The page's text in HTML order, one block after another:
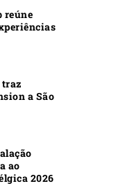
reúne
a São
ao
2026